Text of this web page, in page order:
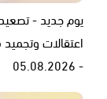
يوم جديد -
اعتقالات
- 05.08.2026